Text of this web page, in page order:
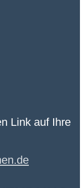
Link auf Ihre